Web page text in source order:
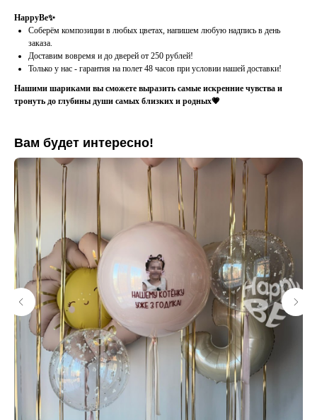
HappyBe✨
Соберём композиции в любых цветах, напишем любую надпись в день
заказа.
Доставим вовремя и до дверей от 250 рублей!
Только у нас - гарантия на полет 48 часов при условии нашей доставки!
Нашими шариками вы сможете выразить самые искренние чувства и
тронуть до глубины души самых близких и родных💗
Вам будет интересно!